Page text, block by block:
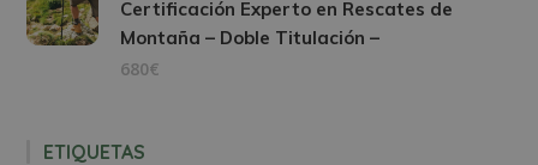
Certificación Experto en Rescates de
Montaña – Doble Titulación –
680€
ETIQUETAS